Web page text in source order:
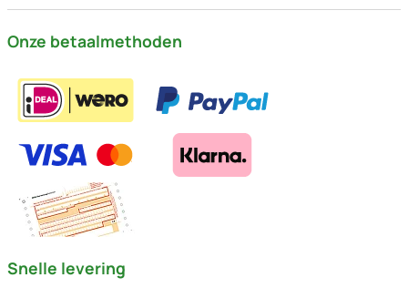
Onze betaalmethoden
Snelle levering